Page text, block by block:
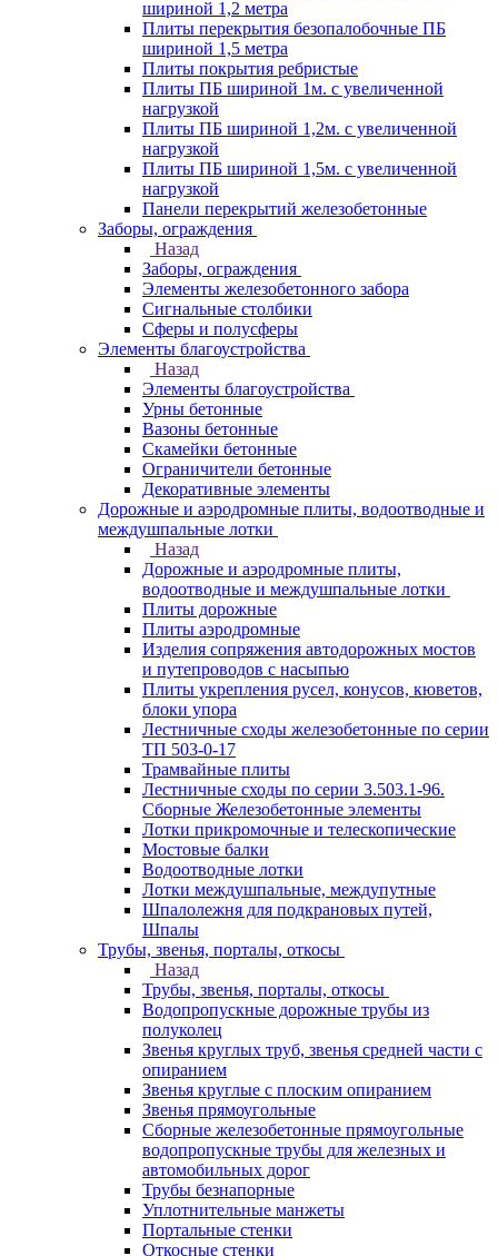
шириной 1,2 метра
Плиты перекрытия безопалобочные ПБ
шириной 1,5 метра
Плиты покрытия ребристые
Плиты ПБ шириной 1м. с увеличенной
нагрузкой
Плиты ПБ шириной 1,2м. с увеличенной
нагрузкой
Плиты ПБ шириной 1,5м. с увеличенной
нагрузкой
Панели перекрытий железобетонные
Заборы, ограждения
Назад
Заборы, ограждения
Элементы железобетонного забора
Сигнальные столбики
Сферы и полусферы
Элементы благоустройства
Назад
Элементы благоустройства
Урны бетонные
Вазоны бетонные
Скамейки бетонные
Ограничители бетонные
Декоративные элементы
Дорожные и аэродромные плиты, водоотводные и
междушпальные лотки
Назад
Дорожные и аэродромные плиты,
водоотводные и междушпальные лотки
Плиты дорожные
Плиты аэродромные
Изделия сопряжения автодорожных мостов
и путепроводов с насыпью
Плиты укрепления русел, конусов, кюветов,
блоки упора
Лестничные сходы железобетонные по серии
ТП 503-0-17
Трамвайные плиты
Лестничные сходы по серии 3.503.1-96.
Сборные Железобетонные элементы
Лотки прикромочные и телескопические
Мостовые балки
Водоотводные лотки
Лотки междушпальные, междупутные
Шпалолежня для подкрановых путей,
Шпалы
Трубы, звенья, порталы, откосы
Назад
Трубы, звенья, порталы, откосы
Водопропускные дорожные трубы из
полуколец
Звенья круглых труб, звенья средней части с
опиранием
Звенья круглые с плоским опиранием
Звенья прямоугольные
Сборные железобетонные прямоугольные
водопропускные трубы для железных и
автомобильных дорог
Трубы безнапорные
Уплотнительные манжеты
Портальные стенки
Откосные стенки